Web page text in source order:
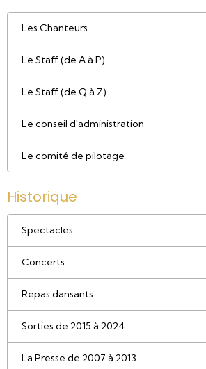
Les Chanteurs
Le Staff (de A à P)
Le Staff (de Q à Z)
Le conseil d'administration
Le comité de pilotage
Historique
Spectacles
Concerts
Repas dansants
Sorties de 2015 à 2024
La Presse de 2007 à 2013